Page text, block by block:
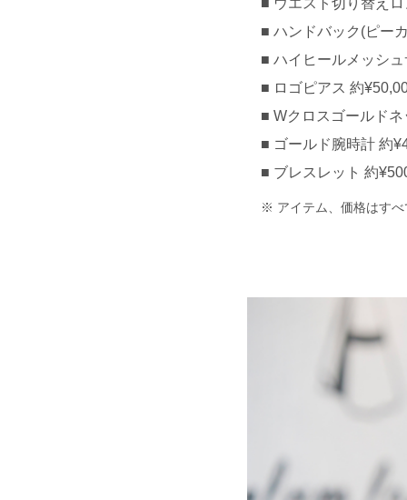
ウエスト切り替え
ハンドバック(ピー
ハイヒールメッシ
ロゴピアス 約
Wクロスゴールド
ゴールド腕時計 約
ブレスレット 約
アイテム、価格はす